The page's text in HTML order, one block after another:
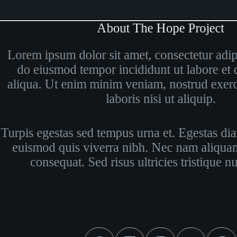
About The Hope Project
Lorem ipsum dolor sit amet, consectetur
do eiusmod tempor incididunt ut labore et
aliqua. Ut enim minim veniam, nostrud
laboris nisi ut aliquip.
Turpis egestas sed tempus urna et. Egestas
euismod quis viverra nibh. Nec nam
consequat. Sed risus ultricies tristique